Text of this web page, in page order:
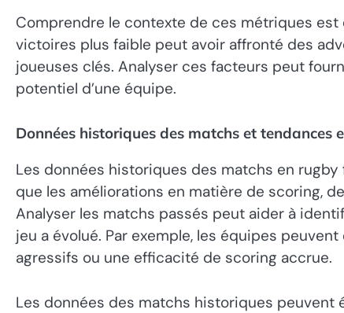
Comprendre le contexte de ces métriques est
victoires plus faible peut avoir affronté des
joueuses clés. Analyser ces facteurs peut
potentiel d’une équipe.
Données historiques des matchs et tendances
Les données historiques des matchs en
que les améliorations en matière de scoring,
Analyser les matchs passés peut aider à
jeu a évolué. Par exemple, les équipes
agressifs ou une efficacité de scoring accrue.
Les données des matchs historiques